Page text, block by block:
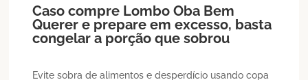
Caso compre Lombo Oba Bem
Querer e prepare em excesso, basta
congelar a porção que sobrou
Evite sobra de alimentos e desperdício usando copa